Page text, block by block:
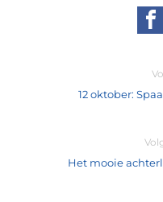
12 oktober:
Het mooie